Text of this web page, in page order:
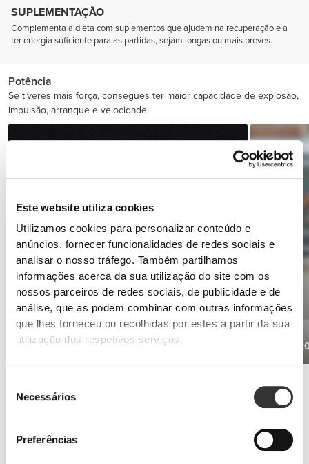
Este website utiliza cookies
Utilizamos cookies para personalizar conteúdo e
anúncios, fornecer funcionalidades de redes sociais e
analisar o nosso tráfego. Também partilhamos
informações acerca da sua utilização do site com os
nossos parceiros de redes sociais, de publicidade e de
análise, que as podem combinar com outras informações
que lhes forneceu ou recolhidas por estes a partir da sua
utilização dos respetivos serviços.
Necessários
Preferências
SUPLEMENTAÇÃO
Complementa a dieta com suplementos que ajudem na recuperação e a
ter energia suficiente para as partidas, sejam longas ou mais breves.
Potência
Se tiveres mais força, consegues ter maior capacidade de explosão,
impulsão, arranque e velocidade.
Beta Alanina 100 cápsulas Cafeína
Suplementos de whey e de aminoácidos ajudar-te-ão a retardar os